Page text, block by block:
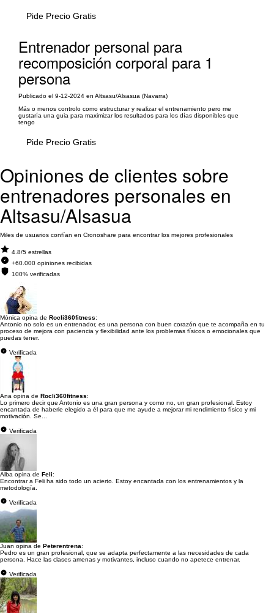
Pide Precio Gratis
Entrenador personal para
recomposición corporal para 1
persona
Publicado el 9-12-2024 en Altsasu/Alsasua (Navarra)
Más o menos controlo como estructurar y realizar el entrenamiento pero me
gustaría una guia para maximizar los resultados para los días disponibles que
tengo
Pide Precio Gratis
Opiniones de clientes sobre
entrenadores personales en
Altsasu/Alsasua
Miles de usuarios confían en Cronoshare para encontrar los mejores profesionales
4.8/5 estrellas
+60.000 opiniones recibidas
100% verificadas
Mónica opina de Rocli360fitness:
Antonio no solo es un entrenador, es una persona con buen corazón que te acompaña en tu
proceso de mejora con paciencia y flexibilidad ante los problemas físicos o emocionales que
puedas tener.
Verificada
Ana opina de Rocli360fitness:
Lo primero decir que Antonio es una gran persona y como no, un gran profesional. Estoy
encantada de haberle elegido a él para que me ayude a mejorar mi rendimiento físico y mi
motivación. Se...
Verificada
Alba opina de Feli:
Encontrar a Feli ha sido todo un acierto. Estoy encantada con los entrenamientos y la
metodología.
Verificada
Juan opina de Peterentrena:
Pedro es un gran profesional, que se adapta perfectamente a las necesidades de cada
persona. Hace las clases amenas y motivantes, incluso cuando no apetece entrenar.
Verificada